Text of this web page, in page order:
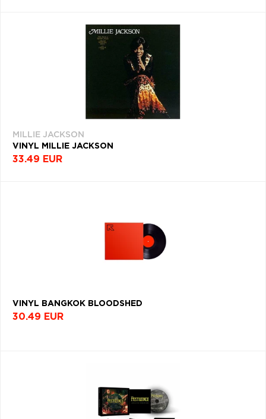
MILLIE JACKSON
VINYL MILLIE JACKSON
33.49 EUR
VINYL BANGKOK BLOODSHED
30.49 EUR